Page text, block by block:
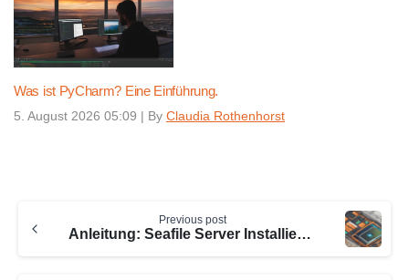
Was ist PyCharm? Eine Einführung.
5. August 2026 05:09 | By Claudia Rothenhorst
Reading
Previous post
Anleitung: Seafile Server Installieren Leicht Gemacht